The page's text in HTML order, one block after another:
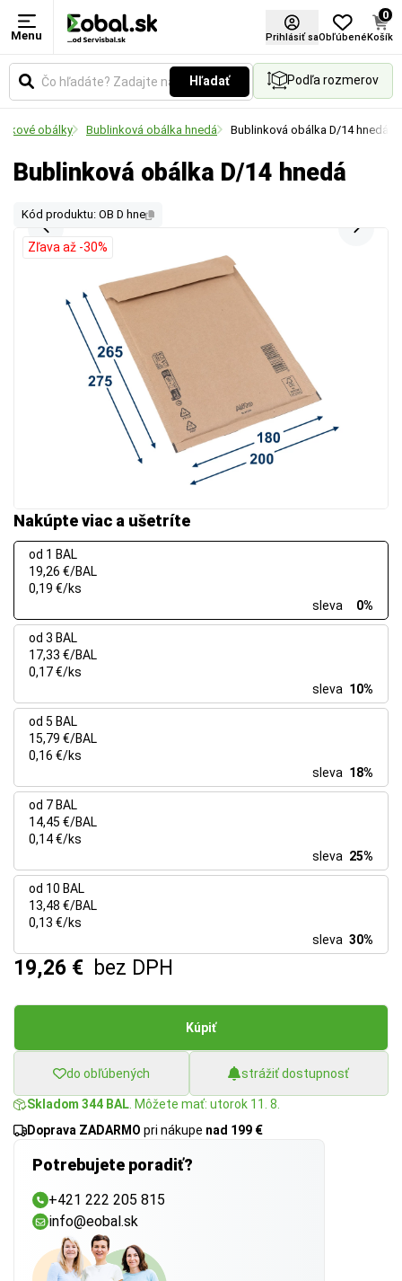
Menu Prihlásiť saObľúbené
0
Košík
Hľadať Podľa rozmerov
obálky Bublinková obálka hnedá Bublinková obálka D/14 hnedá
Bublinková obálka D/14 hnedá
Kód produktu: OB D hne
Nakúpte viac a ušetríte
od 1 BAL
19,26 €/BAL
0,19 €/ks
sleva
0%
od 3 BAL
17,33 €/BAL
0,17 €/ks
sleva 10%
od 5 BAL
15,79 €/BAL
0,16 €/ks
sleva 18%
od 7 BAL
14,45 €/BAL
0,14 €/ks
sleva 25%
od 10 BAL
13,48 €/BAL
0,13 €/ks
sleva 30%
19,26 € bez DPH
Kúpiť
do obľúbených strážiť dostupnosť
Skladom 344 BAL . Môžete mať: utorok 11. 8.
Doprava ZADARMO pri nákupe nad 199 €
Potrebujete poradiť?
+421 222 205 815
info@eobal.sk
Zľava až -30%